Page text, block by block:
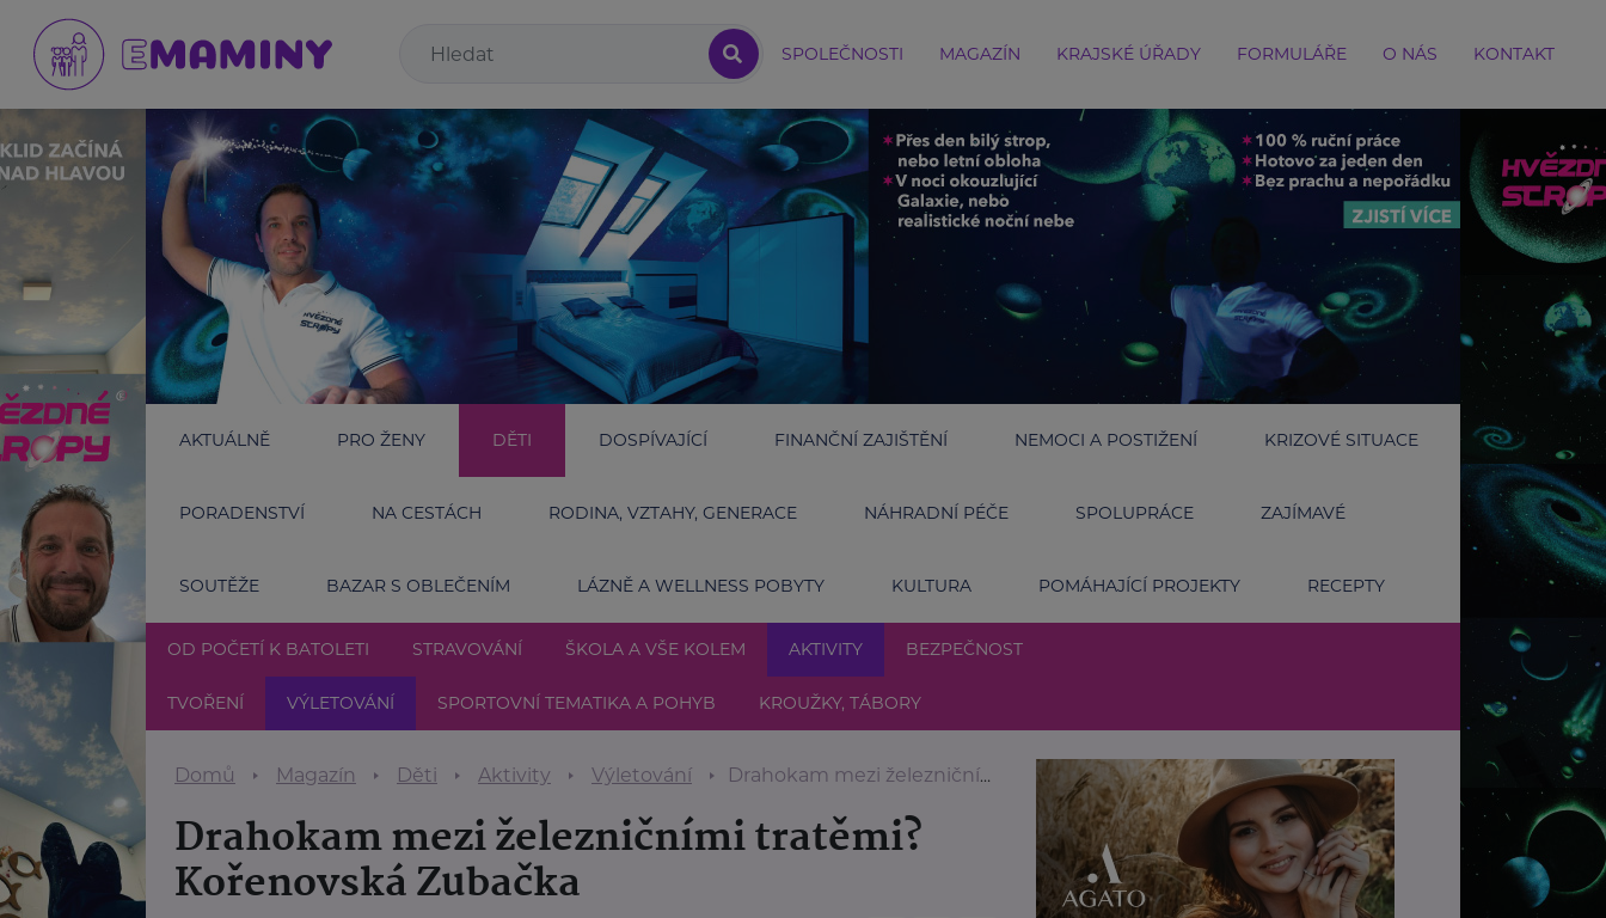
SPOLEČNOSTI MAGAZÍN KRAJSKÉ ÚŘADY FORMULÁŘE O NÁS KONTAKT
AKTUÁLNĚ PRO ŽENY DĚTI DOSPÍVAJÍCÍ FINANČNÍ ZAJIŠTĚNÍ NEMOCI A POSTIŽENÍ KRIZOVÉ SITUACE
PORADENSTVÍ NA CESTÁCH RODINA, VZTAHY, GENERACE NÁHRADNÍ PÉČE SPOLUPRÁCE ZAJÍMAVÉ
SOUTĚŽE BAZAR S OBLEČENÍM LÁZNĚ A WELLNESS POBYTY KULTURA POMÁHAJÍCÍ PROJEKTY RECEPTY
OD POČETÍ K BATOLETI STRAVOVÁNÍ ŠKOLA A VŠE KOLEM AKTIVITY BEZPEČNOST
TVOŘENÍ VÝLETOVÁNÍ SPORTOVNÍ TEMATIKA A POHYB KROUŽKY, TÁBORY
Domů Magazín Děti Aktivity Výletování Drahokam mezi železničními tratěmi? Kořenovská Zubačka
Drahokam mezi železničními tratěmi?
Kořenovská Zubačka